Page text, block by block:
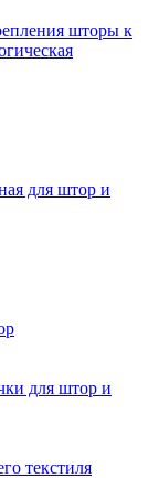
шторы к
для штор и
для штор и
текстиля